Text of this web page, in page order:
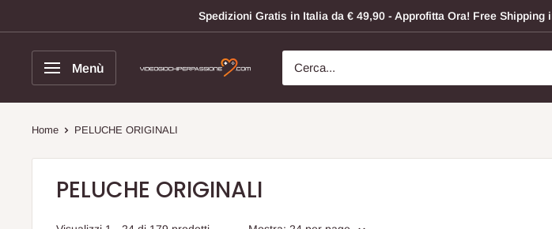
al
contenuto
Spedizioni Gratis in Italia da € 49,90 - Approfitta Ora! Free Shipping
Menù
Videogiochi
Home PELUCHE ORIGINALI
PELUCHE ORIGINALI